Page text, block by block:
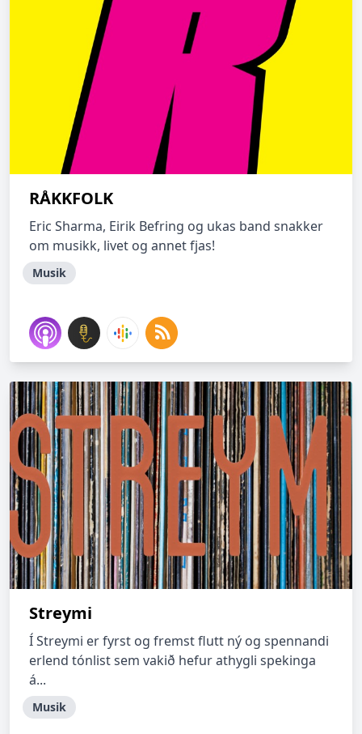
RÅKKFOLK
Eric Sharma, Eirik Befring og ukas band snakker
om musikk, livet og annet fjas!
Musik
Streymi
Í Streymi er fyrst og fremst flutt ný og spennandi
erlend tónlist sem vakið hefur athygli spekinga
á...
Musik